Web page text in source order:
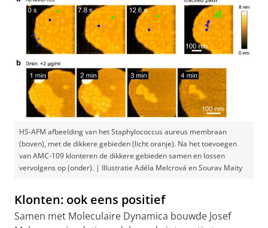
HS-AFM afbeelding van het Staphylococcus aureus membraan
(boven), met de dikkere gebieden (licht oranje). Na het toevoegen
van AMC-109 klonteren de dikkere gebieden samen en lossen
vervolgens op (onder). | Illustratie Adéla Melcrová en Sourav Maity
Klonten: ook eens positief
Samen met Moleculaire Dynamica bouwde Josef